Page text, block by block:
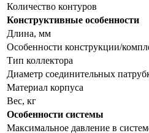
Количество контуров
Конструктивные особенности
Длина, мм
Особенности конструкции/
Тип коллектора
Диаметр соединительных
Материал корпуса
Вес, кг
Особенности системы
Максимальное давление в